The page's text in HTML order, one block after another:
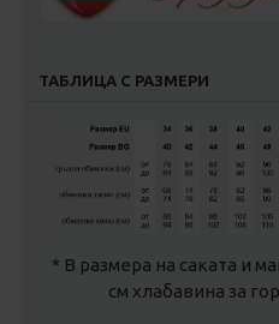
ТАБЛИЦА С РАЗМЕРИ
* В размера на саката и
см хлабавина за